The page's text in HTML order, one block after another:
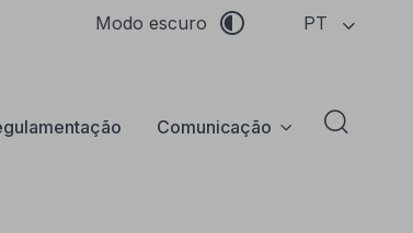
Modo escuro PT
Comunicação Abrir